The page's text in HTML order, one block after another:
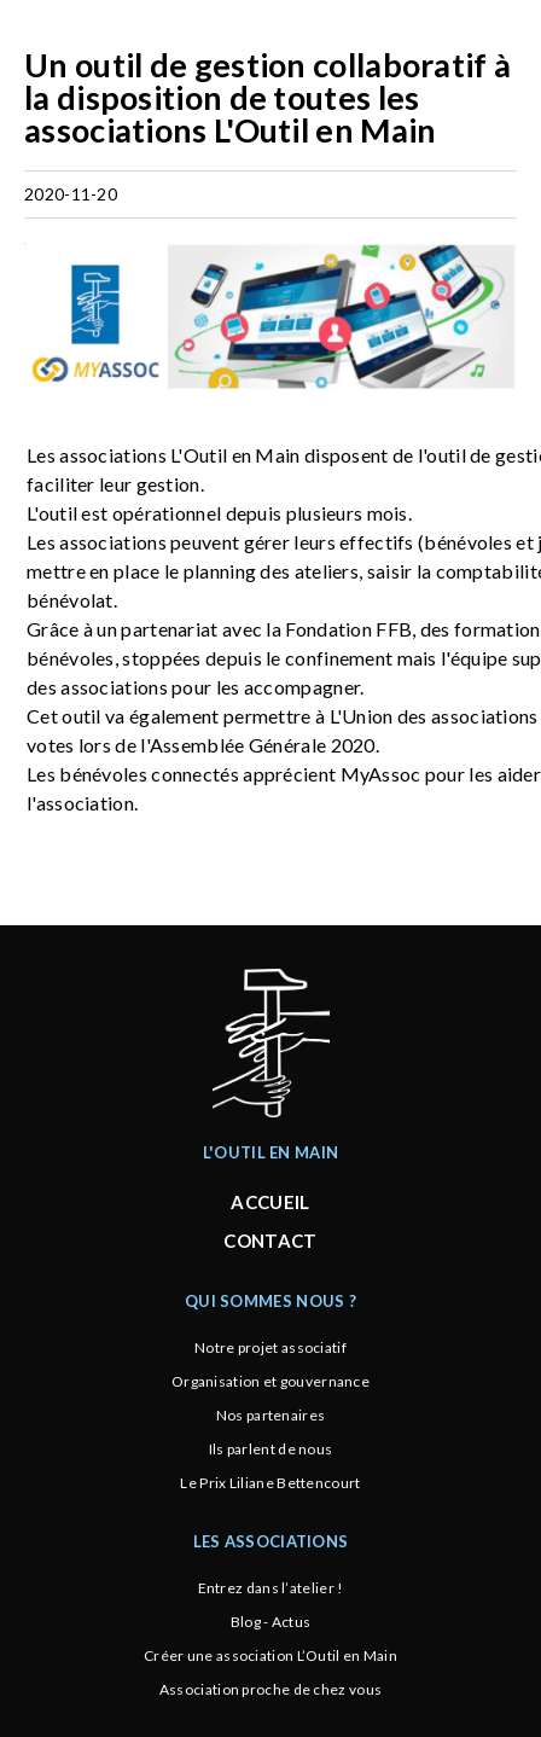
Un outil de gestion collaboratif à
la disposition de toutes les
associations L'Outil en Main
2020-11-20
Les associations L'Outil en Main disposent de l'outil de
faciliter leur gestion.
L'outil est opérationnel depuis plusieurs mois.
Les associations peuvent gérer leurs effectifs (bénévoles et
mettre en place le planning des ateliers, saisir la
bénévolat.
Grâce à un partenariat avec la Fondation FFB, des
bénévoles, stoppées depuis le confinement mais l'équipe
des associations pour les accompagner.
Cet outil va également permettre à L'Union des
votes lors de l'Assemblée Générale 2020.
Les bénévoles connectés apprécient MyAssoc pour les
l'association.
L'OUTIL EN MAIN
ACCUEIL
CONTACT
QUI SOMMES NOUS ?
Notre projet associatif
Organisation et gouvernance
Nos partenaires
Ils parlent de nous
Le Prix Liliane Bettencourt
LES ASSOCIATIONS
Entrez dans l’atelier !
Blog - Actus
Créer une association L’Outil en Main
Association proche de chez vous